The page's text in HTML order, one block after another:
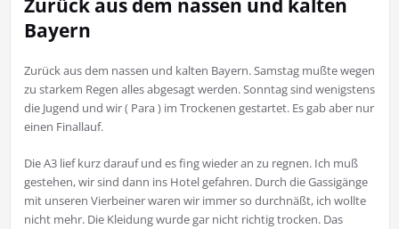
Zurück aus dem nassen und kalten
Bayern
Zurück aus dem nassen und kalten Bayern. Samstag mußte wegen
zu starkem Regen alles abgesagt werden. Sonntag sind wenigstens
die Jugend und wir ( Para ) im Trockenen gestartet. Es gab aber nur
einen Finallauf.
Die A3 lief kurz darauf und es fing wieder an zu regnen. Ich muß
gestehen, wir sind dann ins Hotel gefahren. Durch die Gassigänge
mit unseren Vierbeiner waren wir immer so durchnäßt, ich wollte
nicht mehr. Die Kleidung wurde gar nicht richtig trocken. Das